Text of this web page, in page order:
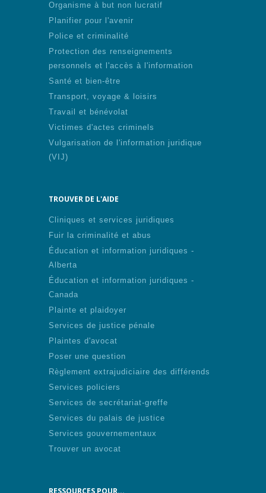
Organisme à but non lucratif
Planifier pour l'avenir
Police et criminalité
Protection des renseignements
personnels et l'accès à l'information
Santé et bien-être
Transport, voyage & loisirs
Travail et bénévolat
Victimes d'actes criminels
Vulgarisation de l'information juridique
(VIJ)
TROUVER DE L'AIDE
Cliniques et services juridiques
Fuir la criminalité et abus
Éducation et information juridiques -
Alberta
Éducation et information juridiques -
Canada
Plainte et plaidoyer
Services de justice pénale
Plaintes d'avocat
Poser une question
Règlement extrajudiciaire des différends
Services policiers
Services de secrétariat-greffe
Services du palais de justice
Services gouvernementaux
Trouver un avocat
RESSOURCES POUR...